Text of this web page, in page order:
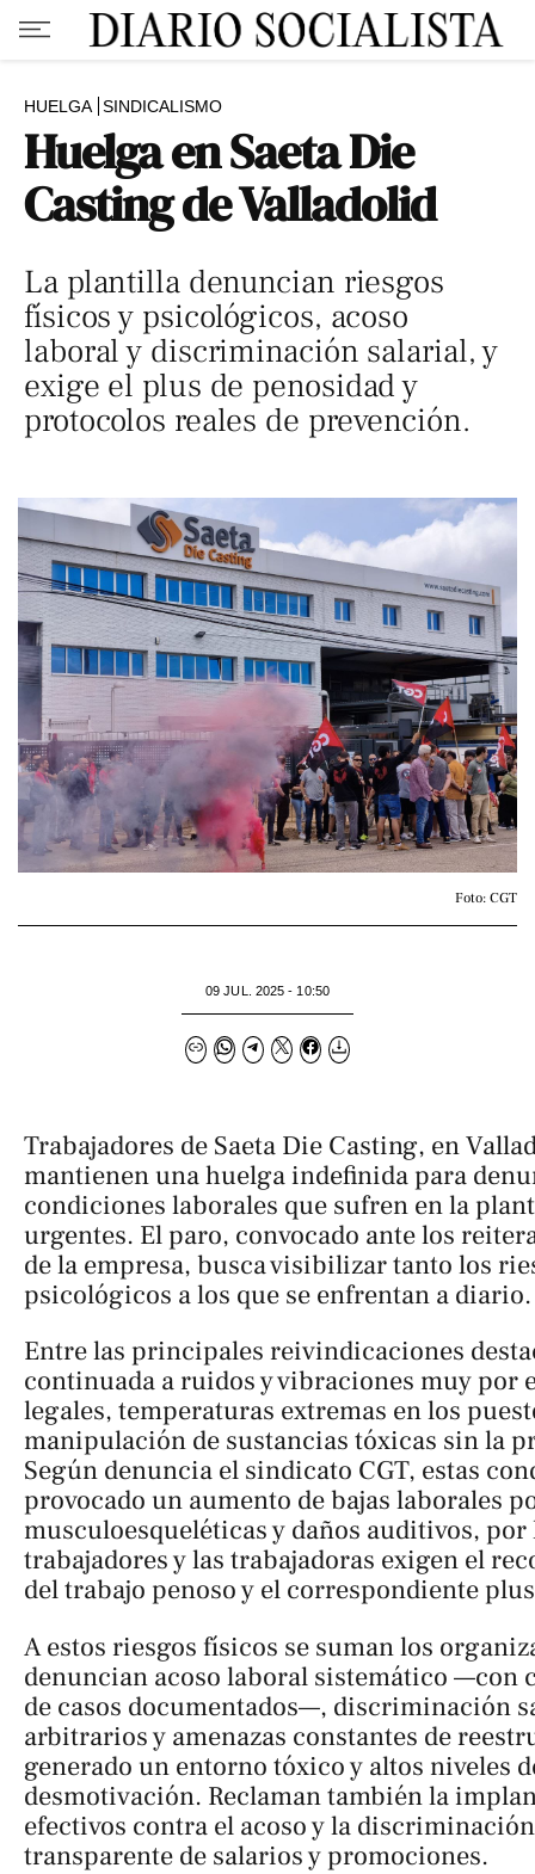
HUELGA SINDICALISMO
Huelga en Saeta Die
Casting de Valladolid
La plantilla denuncian riesgos
físicos y psicológicos, acoso
laboral y discriminación salarial, y
exige el plus de penosidad y
protocolos reales de prevención.
Foto: CGT
09 JUL. 2025 - 10:50
Trabajadores de Saeta Die Casting, en
mantienen una huelga indefinida para
condiciones laborales que sufren en la
urgentes. El paro, convocado ante los
de la empresa, busca visibilizar tanto los
psicológicos a los que se enfrentan a diario.
Entre las principales reivindicaciones
continuada a ruidos y vibraciones muy por
legales, temperaturas extremas en los
manipulación de sustancias tóxicas sin la
Según denuncia el sindicato CGT, estas
provocado un aumento de bajas laborales
musculoesqueléticas y daños auditivos,
trabajadores y las trabajadoras exigen el
del trabajo penoso y el correspondiente
A estos riesgos físicos se suman los
denuncian acoso laboral sistemático —con
de casos documentados—, discriminación
arbitrarios y amenazas constantes de
generado un entorno tóxico y altos niveles
desmotivación. Reclaman también la
efectivos contra el acoso y la
transparente de salarios y promociones.